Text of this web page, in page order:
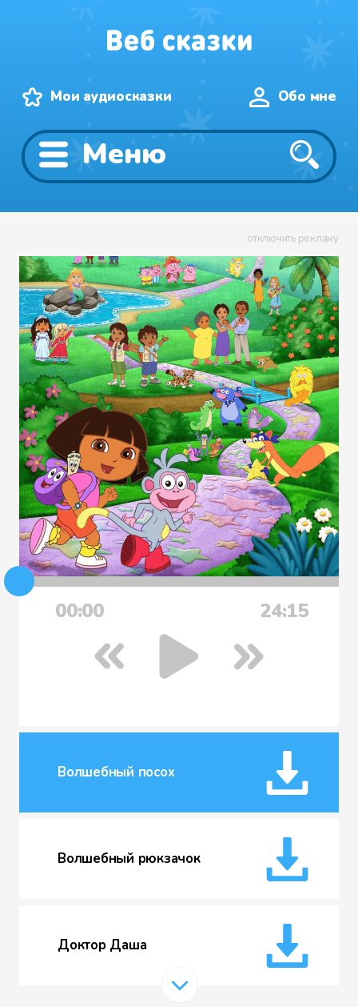
Мои аудиосказки Обо мне
Меню
отключить рекламу
00:00 24:15
Волшебный посох
Волшебный рюкзачок
Доктор Даша